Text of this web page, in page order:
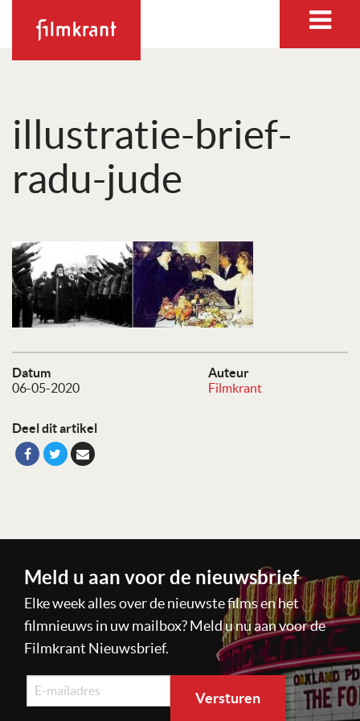
illustratie-brief-
radu-jude
Datum
06-05-2020
Auteur
Filmkrant
Deel dit artikel
Meld u aan voor de nieuwsbrief
Elke week alles over de nieuwste films en het
filmnieuws in uw mailbox? Meld u nu aan voor de
Filmkrant Nieuwsbrief.